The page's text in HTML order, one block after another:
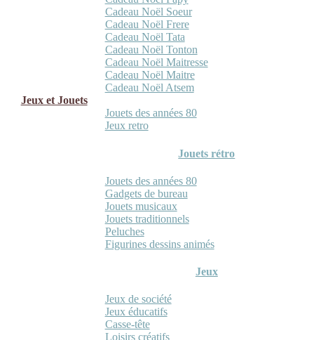
Cadeau Noël Soeur
Cadeau Noël Frere
Cadeau Noël Tata
Cadeau Noël Tonton
Cadeau Noël Maitresse
Cadeau Noël Maitre
Cadeau Noël Atsem
Jeux et Jouets
Jouets des années 80
Jeux retro
Jouets rétro
Jouets des années 80
Gadgets de bureau
Jouets musicaux
Jouets traditionnels
Peluches
Figurines dessins animés
Jeux
Jeux de société
Jeux éducatifs
Casse-tête
Loisirs créatifs